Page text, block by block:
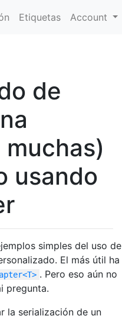
Etiquetas Account
de
usando
simples del uso de
El más útil ha
. Pero eso aún no
pregunta.
la serialización de un